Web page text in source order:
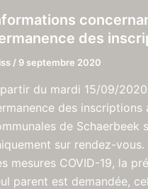
des
/ 9 septembre 2020
du mardi 15/09/
des inscriptions
de Schaerbeek
sur rendez-vous.
mesures COVID-19, la
parent est demandée,